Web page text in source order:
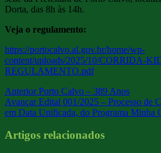
Dorta, das 8h às 14h.
Veja o regulamento:
https://portocalvo.al.gov.br/home/wp-
content/uploads/2025/10/CORRIDA-
REGULAMENTO.pdf
AnteriorPorto Calvo – 389 Anos
AvançarEdital 001/2025 – Processo de
em Data Unificada, do Programa Minha
Artigos relacionados